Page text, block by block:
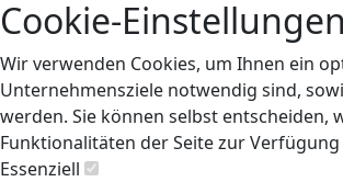
Cookie-Einstellungen
Wir verwenden Cookies, um Ihnen ein
Unternehmensziele notwendig sind,
werden. Sie können selbst entscheiden,
Funktionalitäten der Seite zur
Essenziell